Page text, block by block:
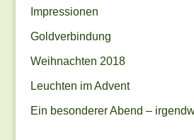
Impressionen
Goldverbindung
Weihnachten 2018
Leuchten im Advent
Ein besonderer Abend –